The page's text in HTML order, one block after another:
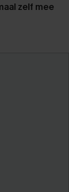
zelf mee